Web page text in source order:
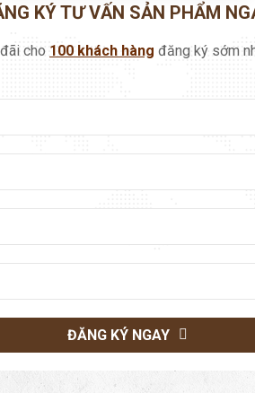
ĐĂNG KÝ NGAY
BIỂU